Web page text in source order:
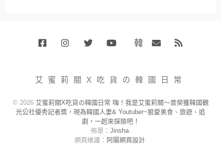
韓
小
賣
艾蜜莉關X吃貨の韓國日常
© 2026 艾蜜莉關X吃貨の韓國日常 嗨！我是艾蜜莉關～曾榮獲韓國觀
光公社優秀記者獎，現為韓國人妻& Youtuber~狠愛美食、旅遊、追
劇，一起來探險吧！
佈景： Jinsha.
網頁維護： 阿腸網頁設計.